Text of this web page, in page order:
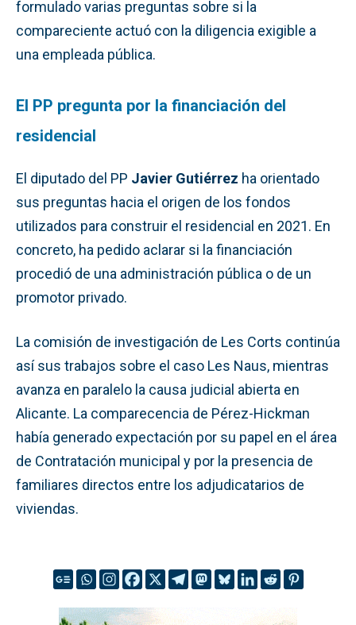
formulado varias preguntas sobre si la
compareciente actuó con la diligencia exigible a
una empleada pública.
El PP pregunta por la financiación del
residencial
El diputado del PP Javier Gutiérrez ha orientado
sus preguntas hacia el origen de los fondos
utilizados para construir el residencial en 2021. En
concreto, ha pedido aclarar si la financiación
procedió de una administración pública o de un
promotor privado.
La comisión de investigación de Les Corts continúa
así sus trabajos sobre el caso Les Naus, mientras
avanza en paralelo la causa judicial abierta en
Alicante. La comparecencia de Pérez-Hickman
había generado expectación por su papel en el área
de Contratación municipal y por la presencia de
familiares directos entre los adjudicatarios de
viviendas.